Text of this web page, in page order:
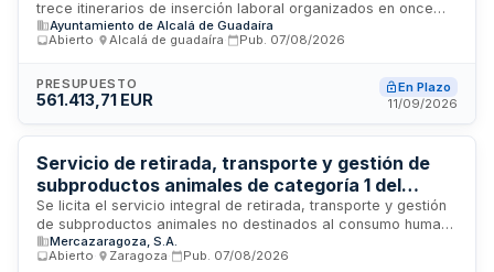
Europeo - Ayuntamiento de Alcalá de Guadaíra
trece itinerarios de inserción laboral organizados en once
lotes, integrados en el proyecto RELANZA-T del programa de
empleo, educación, formación y economía social ÉFESO. La
en el marco de la programación 2021-2027 y ejecutada por
el Ayuntamiento de Alcalá de Guadaíra. Los servicios
acompañamiento laboral desde la firma del contrato hasta la
finalización establecida, conforme a las condiciones
técnicas y especificaciones detalladas en el pliego de
prescripciones técnicas.
Ayuntamiento de Alcalá de Guadaíra
Abierto
Alcalá de guadaíra Pub. 07/08/2026
PRESUPUESTO
561.413,71 EUR
En Plazo
11/09/2026
Servicio de retirada, transporte y gestión de
subproductos animales de categoría 1 del
matadero frigorífico Mercazaragoza
Se licita el servicio integral de retirada, transporte y gestión
de subproductos animales no destinados al consumo humano
(SANDACH) de categoría 1 procedentes de la actividad del
matadero frigorífico de Mercazaragoza, S.A. El adjudicatario
Mercazaragoza, S.A.
Abierto
Zaragoza Pub. 07/08/2026